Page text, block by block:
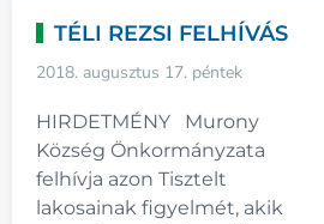
TÉLI REZSI FELHÍVÁS
2018. augusztus 17. péntek
HIRDETMÉNY Murony
Község Önkormányzata
felhívja azon Tisztelt
lakosainak figyelmét, akik